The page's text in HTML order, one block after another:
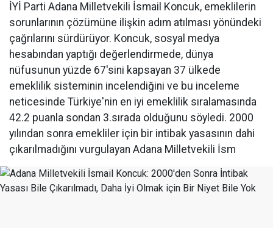
İYİ Parti Adana Milletvekili İsmail Koncuk, emeklilerin
sorunlarının çözümüne ilişkin adım atılması yönündeki
çağrılarını sürdürüyor. Koncuk, sosyal medya
hesabından yaptığı değerlendirmede, dünya
nüfusunun yüzde 67'sini kapsayan 37 ülkede
emeklilik sisteminin incelendiğini ve bu inceleme
neticesinde Türkiye'nin en iyi emeklilik sıralamasında
42.2 puanla sondan 3.sırada olduğunu söyledi. 2000
yılından sonra emekliler için bir intibak yasasının dahi
çıkarılmadığını vurgulayan Adana Milletvekili İsm